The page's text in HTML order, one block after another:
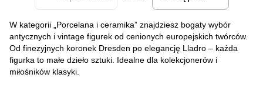
W kategorii „Porcelana i ceramika” znajdziesz bogaty wybór
antycznych i vintage figurek od cenionych europejskich twórców.
Od finezyjnych koronek Dresden po elegancję Lladro – każda
figurka to małe dzieło sztuki. Idealne dla kolekcjonerów i
miłośników klasyki.